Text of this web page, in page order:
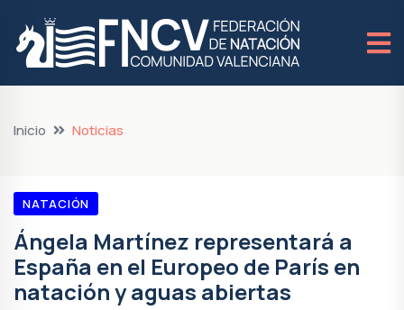
Inicio Noticias
NATACIÓN
Ángela Martínez representará a
España en el Europeo de París en
natación y aguas abiertas